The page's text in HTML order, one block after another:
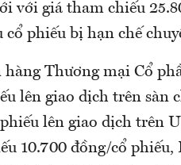
với giá tham chiếu
phiếu bị hạn chế
hàng Thương mại Cổ
lên giao dịch trên sàn
lên giao dịch trên
10.700 đồng/cổ